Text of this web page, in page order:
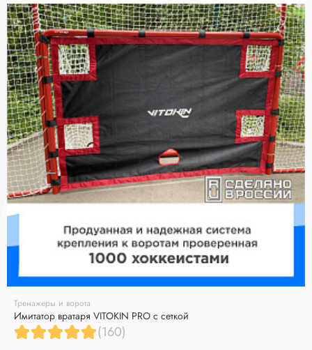
Тренажеры и ворота
Имитатор вратаря VITOKIN PRO с сеткой
(160)